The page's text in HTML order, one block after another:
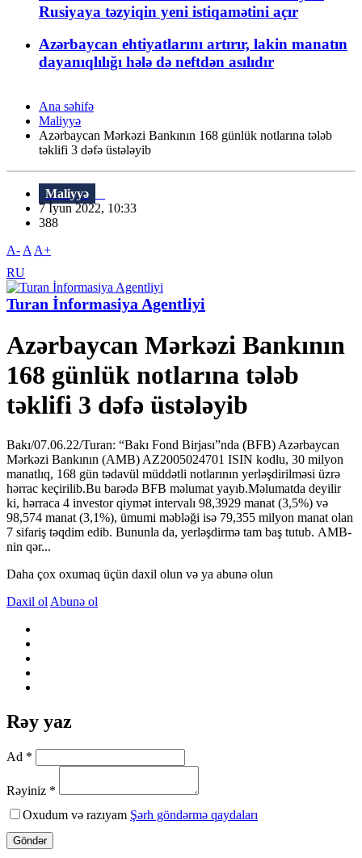
Rusiyaya təzyiqin yeni istiqamətini açır
Azərbaycan ehtiyatlarını artırır, lakin manatın
dayanıqlılığı hələ də neftdən asılıdır
Ana səhifə
Maliyyə
Azərbaycan Mərkəzi Bankının 168 günlük notlarına tələb
təklifi 3 dəfə üstələyib
Maliyyə
7 İyun 2022, 10:33
388
A- A A+
RU
Turan İnformasiya Agentliyi
Azərbaycan Mərkəzi Bankının
168 günlük notlarına tələb
təklifi 3 dəfə üstələyib
Bakı/07.06.22/Turan: “Bakı Fond Birjası”nda (BFB) Azərbaycan
Mərkəzi Bankının (AMB) AZ2005024701 ISIN kodlu, 30 milyon
manatlıq, 168 gün tədavül müddətli notlarının yerləşdirilməsi üzrə
hərrac keçirilib.Bu barədə BFB məlumat yayıb.Məlumatda deyilir
ki, hərraca 4 investor qiymət intervalı 98,3929 manat (3,5%) və
98,574 manat (3,1%), ümumi məbləği isə 79,355 milyon manat olan
7 sifariş təqdim edib. Bununla da, yerləşdirmə tam baş tutub. AMB-
nin qər...
Daha çox oxumaq üçün daxil olun və ya abunə olun
Daxil ol Abunə ol
Rəy yaz
Ad *
Rəyiniz *
Oxudum və razıyam Şərh göndərmə qaydaları
Göndər